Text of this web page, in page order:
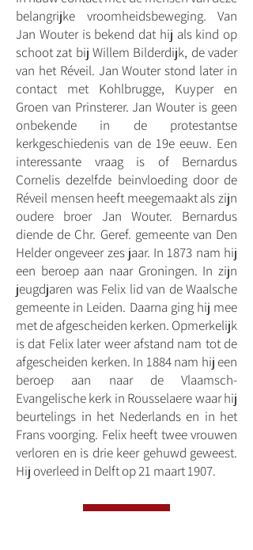
belangrijke vroomheidsbeweging. Van
Jan Wouter is bekend dat hij als kind op
schoot zat bij Willem Bilderdijk, de vader
van het Réveil. Jan Wouter stond later in
contact met Kohlbrugge, Kuyper en
Groen van Prinsterer. Jan Wouter is geen
onbekende in de protestantse
kerkgeschiedenis van de 19e eeuw. Een
interessante vraag is of Bernardus
Cornelis dezelfde beinvloeding door de
Réveil mensen heeft meegemaakt als zijn
oudere broer Jan Wouter. Bernardus
diende de Chr. Geref. gemeente van Den
Helder ongeveer zes jaar. In 1873 nam hij
een beroep aan naar Groningen. In zijn
jeugdjaren was Felix lid van de Waalsche
gemeente in Leiden. Daarna ging hij mee
met de afgescheiden kerken. Opmerkelijk
is dat Felix later weer afstand nam tot de
afgescheiden kerken. In 1884 nam hij een
beroep aan naar de Vlaamsch-
Evangelische kerk in Rousselaere waar hij
beurtelings in het Nederlands en in het
Frans voorging. Felix heeft twee vrouwen
verloren en is drie keer gehuwd geweest.
Hij overleed in Delft op 21 maart 1907.